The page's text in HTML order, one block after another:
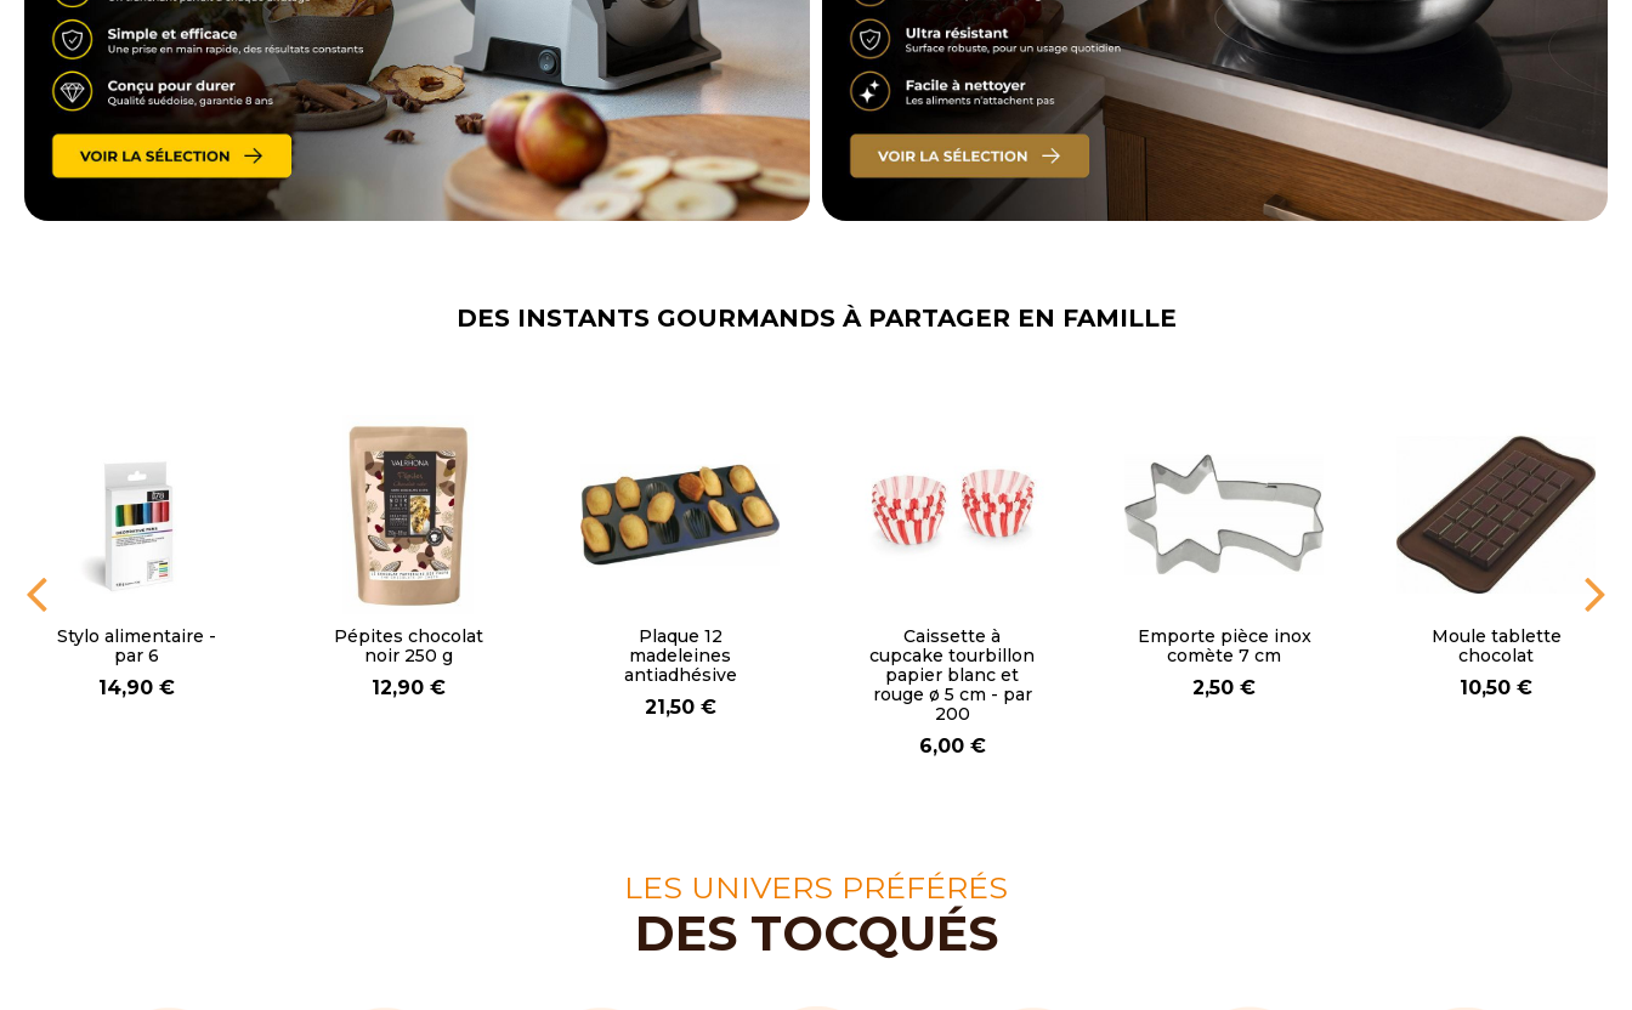
DES INSTANTS GOURMANDS À PARTAGER EN FAMILLE
Caissette à
cupcake tourbillon
papier blanc et
rouge ø 5 cm - par
Emporte pièce inox
comète 7 cm
2,50 €
Moule tablette
chocolat
10,50 €
Moule classic 4
mini-glaces
14,90 €
Moule silicone fleur
18 empreintes
25,90 €
Emporte pièce inox
cœur 6 cm
2,50 €
LES UNIVERS PRÉFÉRÉS
DES TOCQUÉS